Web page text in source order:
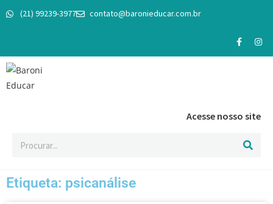
(21) 99239-3977 contato@baronieducar.com.br
Acesse nosso site
Etiqueta: psicanálise